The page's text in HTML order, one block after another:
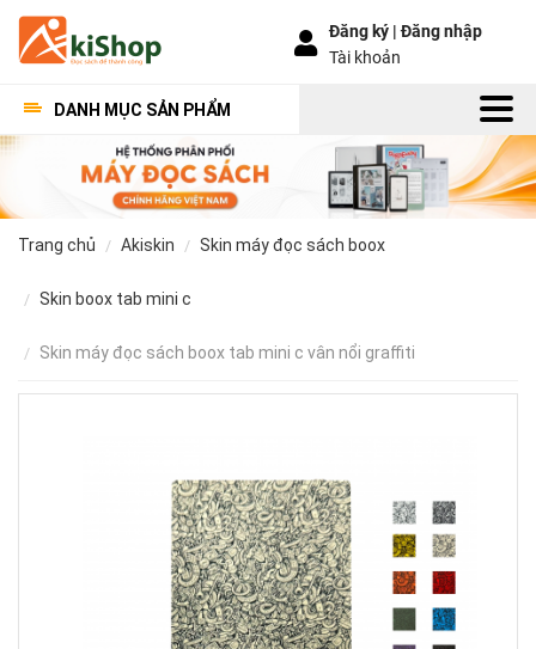
Đăng ký |Đăng nhập
Tài khoản
DANH MỤC SẢN PHẨM
trang chủ akiskin skin máy đọc sách boox
skin boox tab mini c
skin máy đọc sách boox tab mini c vân nổi graffiti